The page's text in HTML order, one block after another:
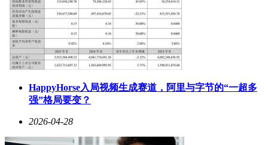
HappyHorse入局视频生成赛道，阿里与字节的“一超多
强”格局要变？
2026-04-28